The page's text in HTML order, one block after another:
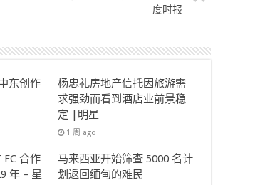
度时报
东创作
杨忠礼房地产信托因旅游需
求强劲而看到酒店业前景稳
定 |明星
1 周 ago
FC 合作
年 – 星
马来西亚开始筛查 5000 名计
划返回缅甸的难民